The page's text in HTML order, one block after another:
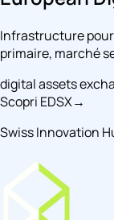
Infrastructure
primaire, marché
digital assets
Scopri EDSX→
Swiss Innovation